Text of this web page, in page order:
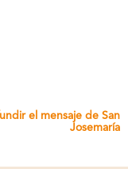
el mensaje de San
Josemaría